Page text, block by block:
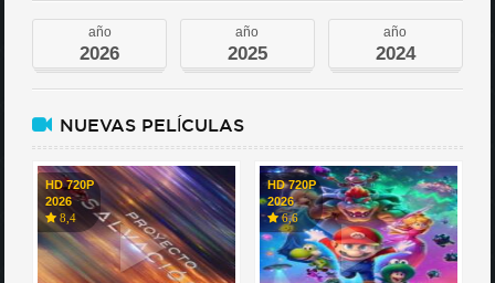
año
2026
año
2025
año
2024
NUEVAS PELÍCULAS
HD 720P
2026
8,4
HD 720P
2026
6,6